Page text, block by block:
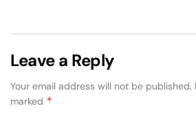
Leave a Reply
Your email address will not be published.
marked *